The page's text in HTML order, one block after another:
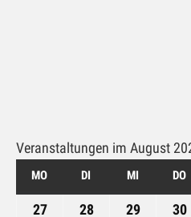
Veranstaltungen im August
MO MONTAG
DI DIENSTAG
MI MITTWOCH
DO
2727. 2828. 2929. 30